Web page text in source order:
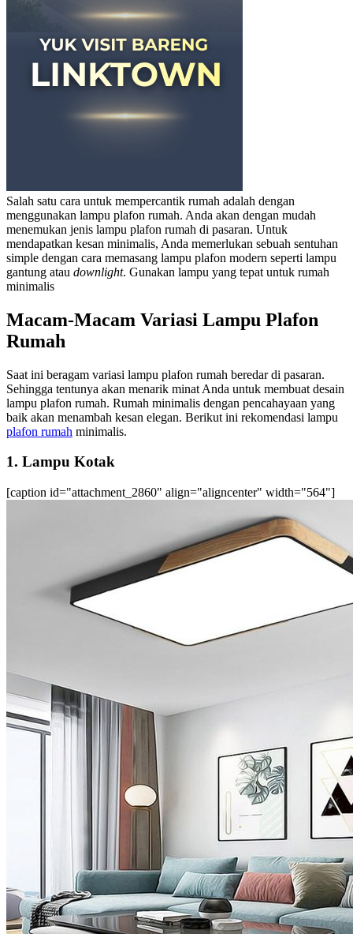
Salah satu cara untuk mempercantik rumah adalah dengan
menggunakan lampu plafon rumah. Anda akan dengan mudah
menemukan jenis lampu plafon rumah di pasaran. Untuk
mendapatkan kesan minimalis, Anda memerlukan sebuah sentuhan
simple dengan cara memasang lampu plafon modern seperti lampu
gantung atau downlight. Gunakan lampu yang tepat untuk rumah
minimalis
Macam-Macam Variasi Lampu Plafon
Rumah
Saat ini beragam variasi lampu plafon rumah beredar di pasaran.
Sehingga tentunya akan menarik minat Anda untuk membuat desain
lampu plafon rumah. Rumah minimalis dengan pencahayaan yang
baik akan menambah kesan elegan. Berikut ini rekomendasi lampu
plafon rumah minimalis.
1. Lampu Kotak
[caption id="attachment_2860" align="aligncenter" width="564"]